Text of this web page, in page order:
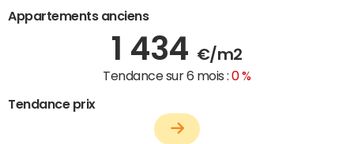
Appartements anciens
1 434 €/m2
Tendance sur 6 mois :0 %
Tendance prix